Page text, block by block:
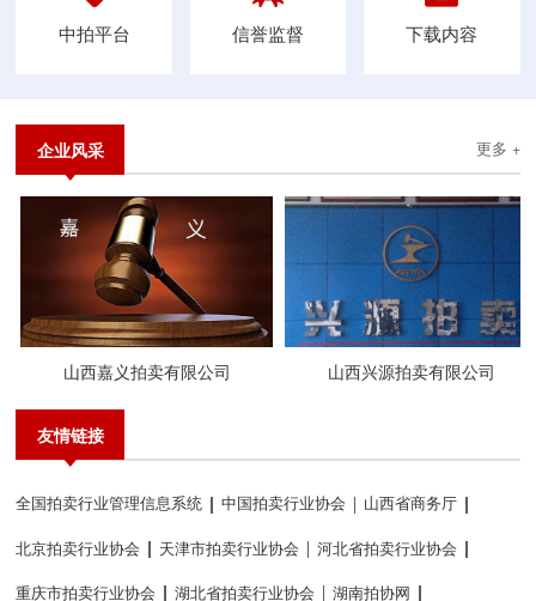
中拍平台 信誉监督 下载内容
企业风采 更多 +
山西嘉义拍卖有限公司 山西兴源拍卖有限公司
友情链接
全国拍卖行业管理信息系统 中国拍卖行业协会 山西省商务厅
北京拍卖行业协会 天津市拍卖行业协会 河北省拍卖行业协会
重庆市拍卖行业协会 湖北省拍卖行业协会 湖南拍协网